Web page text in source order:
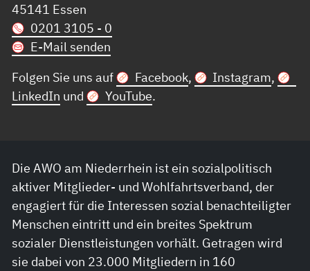
45141 Essen
0201 3105 - 0
E-Mail senden
Folgen Sie uns auf
Facebook, Instagram,
LinkedIn und YouTube.
Die AWO am Niederrhein ist ein sozialpolitisch
aktiver Mitglieder- und Wohlfahrtsverband, der
engagiert für die Interessen sozial benachteiligter
Menschen eintritt und ein breites Spektrum
sozialer Dienstleistungen vorhält. Getragen wird
sie dabei von 23.000 Mitgliedern in 160